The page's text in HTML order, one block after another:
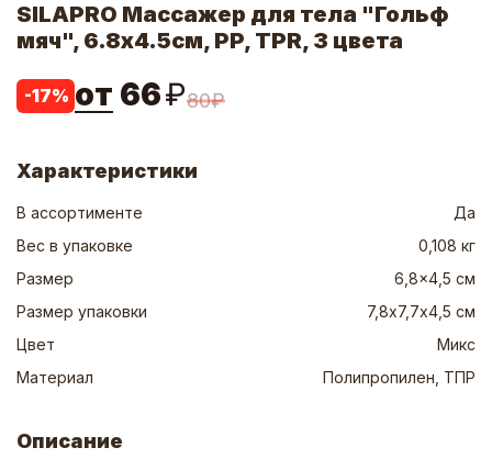
SILAPRO Массажер для тела "Гольф
мяч", 6.8x4.5см, PP, TPR, 3 цвета
-17% от 66₽80₽
Характеристики
В ассортименте
Да
Вес в упаковке
0,108 кг
Размер
6,8x4,5 см
Размер упаковки
7,8х7,7х4,5 см
Цвет
Микс
Материал
Полипропилен, ТПР
Описание